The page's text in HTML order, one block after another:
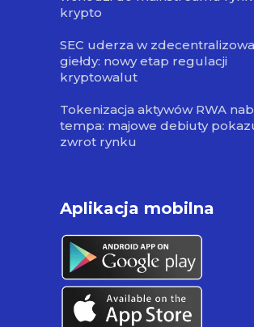
krypto
SEC uderza w
giełdy: nowy etap regulacji
kryptowalut
Tokenizacja aktywów RWA
tempa: majowe debiuty
zwrot rynku
Aplikacja mobilna